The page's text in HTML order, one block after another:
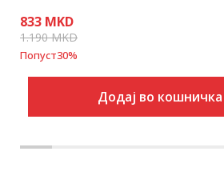
833 MKD
1.190MKD
Попуст30%
Додај во кошничка